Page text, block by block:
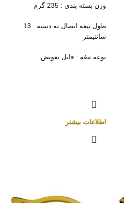
وزن بسته بندی : 235 گرم
طول تیغه اتصال به دسته : 13
سانتیمتر
نوعه تیغه : قابل تعویض
اطلاعات بیشتر